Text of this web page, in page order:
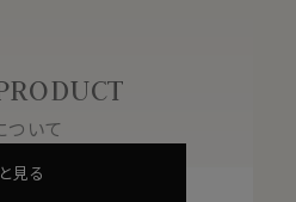
ついて
見る